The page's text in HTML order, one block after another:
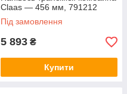
Claas — 456 мм, 791212
Під замовлення
5 893 ₴
Купити